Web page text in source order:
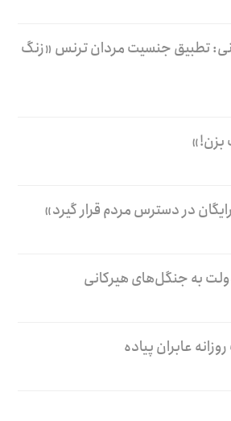
تطبیق جنسیت مردان ترنس «زنگ
بزن!»
در دسترس مردم قرار گیرد»
به جنگل‌های هیرکانی
عابران پیاده